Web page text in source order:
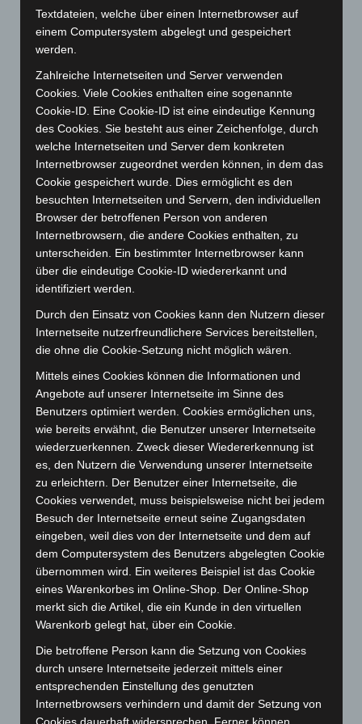
Dezember 2025(103)
November 2025(114)
Oktober 2025
September 2025(93)
August 2025 (90)
Juli 2025(90)
Juni 2025(103)
Mai 2025(112)
April 2025(88)
März 2025
Februar 2025(96)
Januar 2025(88)
November 2024
Oktober 2024 (93)
September 2024(112)
August 2024(107)
Juli 2024
(89)
Juni 2024(107)
Mai 2024 (149)
April 2024
März 2024(103)
Februar 2024(103)
Januar 2024(111)
Dezember 2023(130)
November 2023 (130)
September 2023(133)
August 2023(134)
Juli 2023(118)
Textdateien, welche über einen Internetbrowser auf
einem Computersystem abgelegt und gespeichert
werden.
Zahlreiche Internetseiten und Server verwenden
Cookies. Viele Cookies enthalten eine sogenannte
Cookie-ID. Eine Cookie-ID ist eine eindeutige Kennung
des Cookies. Sie besteht aus einer Zeichenfolge, durch
welche Internetseiten und Server dem konkreten
Internetbrowser zugeordnet werden können, in dem das
Cookie gespeichert wurde. Dies ermöglicht es den
besuchten Internetseiten und Servern, den individuellen
Browser der betroffenen Person von anderen
Internetbrowsern, die andere Cookies enthalten, zu
unterscheiden. Ein bestimmter Internetbrowser kann
über die eindeutige Cookie-ID wiedererkannt und
identifiziert werden.
Durch den Einsatz von Cookies kann den Nutzern dieser
Internetseite nutzerfreundlichere Services bereitstellen,
die ohne die Cookie-Setzung nicht möglich wären.
Mittels eines Cookies können die Informationen und
Angebote auf unserer Internetseite im Sinne des
Benutzers optimiert werden. Cookies ermöglichen uns,
wie bereits erwähnt, die Benutzer unserer Internetseite
wiederzuerkennen. Zweck dieser Wiedererkennung ist
es, den Nutzern die Verwendung unserer Internetseite
zu erleichtern. Der Benutzer einer Internetseite, die
Cookies verwendet, muss beispielsweise nicht bei jedem
Besuch der Internetseite erneut seine Zugangsdaten
eingeben, weil dies von der Internetseite und dem auf
dem Computersystem des Benutzers abgelegten Cookie
übernommen wird. Ein weiteres Beispiel ist das Cookie
eines Warenkorbes im Online-Shop. Der Online-Shop
merkt sich die Artikel, die ein Kunde in den virtuellen
Warenkorb gelegt hat, über ein Cookie.
Die betroffene Person kann die Setzung von Cookies
durch unsere Internetseite jederzeit mittels einer
entsprechenden Einstellung des genutzten
Internetbrowsers verhindern und damit der Setzung von